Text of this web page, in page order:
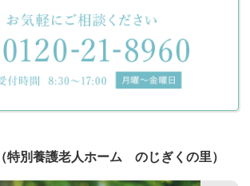
（特別養護老人ホーム のじぎくの里）